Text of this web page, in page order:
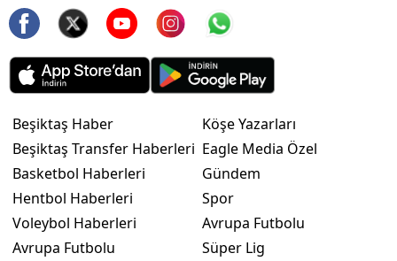
Beşiktaş Haber
Beşiktaş Transfer Haberleri
Basketbol Haberleri
Hentbol Haberleri
Voleybol Haberleri
Avrupa Futbolu
Köşe Yazarları
Eagle Media Özel
Gündem
Spor
Avrupa Futbolu
Süper Lig